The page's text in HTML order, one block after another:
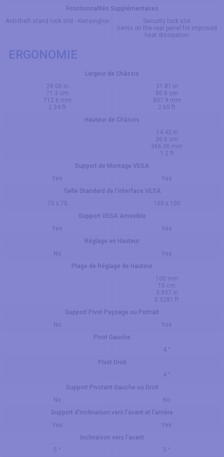
Fonctionnalités Supplémentaires
Anti-theft stand lock slot - Kensington
Security lock slot
Vents on the rear panel for improved
heat dissipation
ERGONOMIE
Largeur de Châssis
28.06 in
71.3 cm
712.6 mm
2.34 ft
31.81 in
80.8 cm
807.9 mm
2.65 ft
Hauteur de Châssis
14.42 in
36.6 cm
366.36 mm
1.2 ft
Support de Montage VESA
Yes
Yes
Taille Standard de l'interface VESA
75 x 75
100 x 100
Support VESA Amovible
Yes
Yes
Réglage en Hauteur
No
Yes
Plage de Réglage de Hauteur
100 mm
10 cm
3.937 in
0.3281 ft
Support Pivot Paysage ou Portrait
No
Yes
Pivot Gauche
4 °
Pivot Droit
4 °
Support Pivotant Gauche ou Droit
No
No
Support d'inclinaison vers l'avant et l'arrière
Yes
Yes
Inclinaison vers l'avant
5 °
5 °